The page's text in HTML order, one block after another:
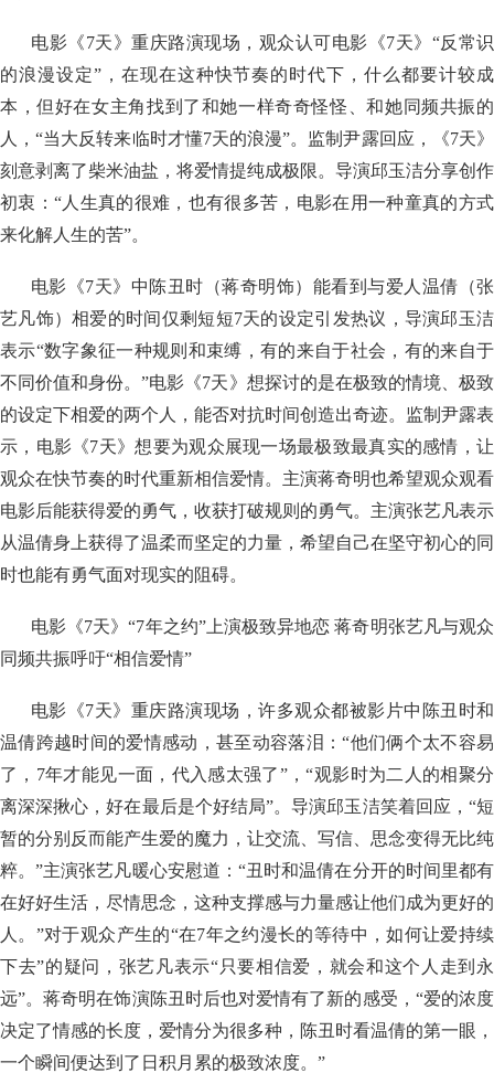
电影《7天》重庆路演现场，观众认可电影《7天》“反常识
的浪漫设定”，在现在这种快节奏的时代下，什么都要计较成
本，但好在女主角找到了和她一样奇奇怪怪、和她同频共振的
人，“当大反转来临时才懂7天的浪漫”。监制尹露回应，《7天》
刻意剥离了柴米油盐，将爱情提纯成极限。导演邱玉洁分享创作
初衷：“人生真的很难，也有很多苦，电影在用一种童真的方式
来化解人生的苦”。
电影《7天》中陈丑时（蒋奇明饰）能看到与爱人温倩（张
艺凡饰）相爱的时间仅剩短短7天的设定引发热议，导演邱玉洁
表示“数字象征一种规则和束缚，有的来自于社会，有的来自于
不同价值和身份。”电影《7天》想探讨的是在极致的情境、极致
的设定下相爱的两个人，能否对抗时间创造出奇迹。监制尹露表
示，电影《7天》想要为观众展现一场最极致最真实的感情，让
观众在快节奏的时代重新相信爱情。主演蒋奇明也希望观众观看
电影后能获得爱的勇气，收获打破规则的勇气。主演张艺凡表示
从温倩身上获得了温柔而坚定的力量，希望自己在坚守初心的同
时也能有勇气面对现实的阻碍。
电影《7天》“7年之约”上演极致异地恋 蒋奇明张艺凡与观众
同频共振呼吁“相信爱情”
电影《7天》重庆路演现场，许多观众都被影片中陈丑时和
温倩跨越时间的爱情感动，甚至动容落泪：“他们俩个太不容易
了，7年才能见一面，代入感太强了”，“观影时为二人的相聚分
离深深揪心，好在最后是个好结局”。导演邱玉洁笑着回应，“短
暂的分别反而能产生爱的魔力，让交流、写信、思念变得无比纯
粹。”主演张艺凡暖心安慰道：“丑时和温倩在分开的时间里都有
在好好生活，尽情思念，这种支撑感与力量感让他们成为更好的
人。”对于观众产生的“在7年之约漫长的等待中，如何让爱持续
下去”的疑问，张艺凡表示“只要相信爱，就会和这个人走到永
远”。蒋奇明在饰演陈丑时后也对爱情有了新的感受，“爱的浓度
决定了情感的长度，爱情分为很多种，陈丑时看温倩的第一眼，
一个瞬间便达到了日积月累的极致浓度。”